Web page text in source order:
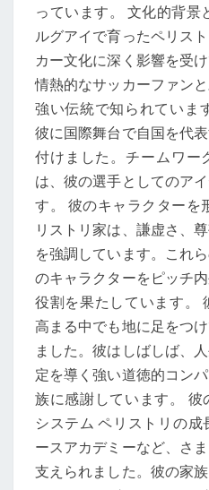
っています。 文化的背景
ルグアイで育ったペリス
カー文化に深く影響を受
情熱的なサッカーファン
強い伝統で知られていま
彼に国際舞台で自国を代
付けました。チームワー
は、彼の選手としてのア
す。 彼のキャラクターを
リストリ家は、謙虚さ、
を強調しています。これ
のキャラクターをピッチ
役割を果たしています。
高まる中でも地に足をつ
ました。彼はしばしば、
定を導く強い道徳的コン
族に感謝しています。 彼
システム ペリストリの
ースアカデミーなど、さ
支えられました。彼の家